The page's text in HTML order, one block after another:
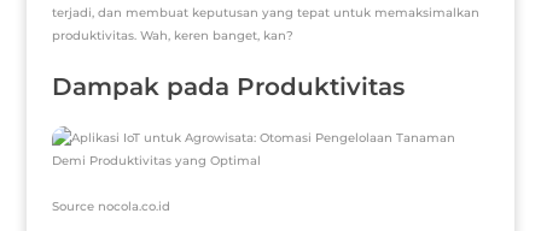
terjadi, dan membuat keputusan yang tepat untuk memaksimalkan
produktivitas. Wah, keren banget, kan?
Dampak pada Produktivitas
Source nocola.co.id